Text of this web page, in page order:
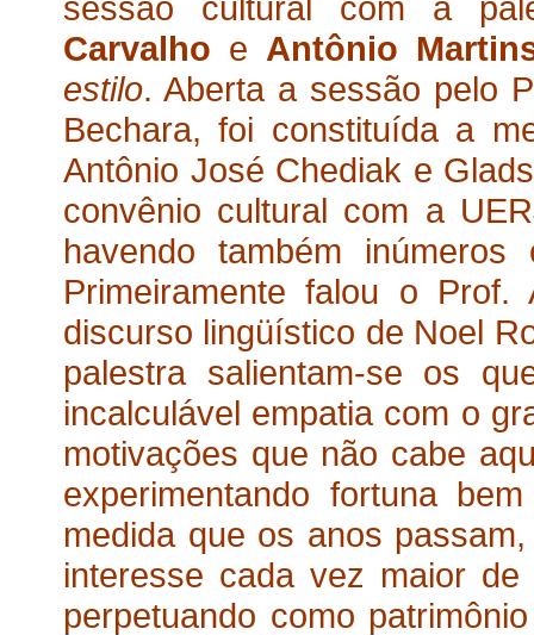
Carvalho e Antônio
estilo. Aberta a sessão pelo
Bechara, foi constituída a
Antônio José Chediak e
convênio cultural com a
havendo também inúmeros
Primeiramente falou o Prof.
discurso lingüístico de Noel
palestra salientam-se os
incalculável empatia com o
motivações que não cabe
experimentando fortuna
medida que os anos
interesse cada vez maior
perpetuando como